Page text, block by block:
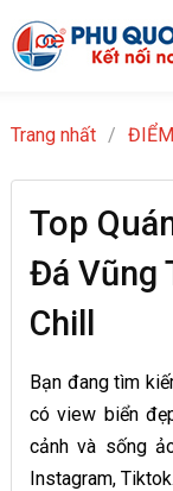
Trang nhất /
Top
Đá Vũng
Chill
Bạn đang tìm
có view biển
cảnh và sống
Instagram,